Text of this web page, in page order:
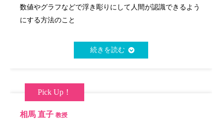
数値やグラフなどで浮き彫りにして人間が認識できるよう
にする方法のこと
続きを読む
Pick Up！
相馬 直子 教授